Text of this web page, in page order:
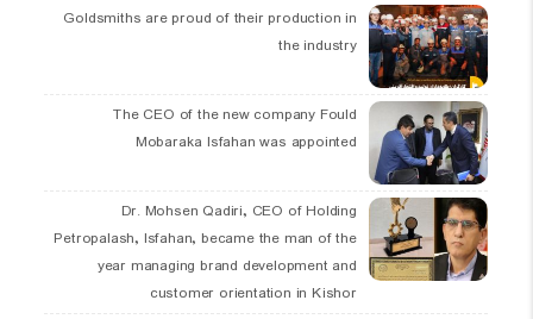
Goldsmiths are proud of their production in
the industry
The CEO of the new company Fould
Mobaraka Isfahan was appointed
Dr. Mohsen Qadiri, CEO of Holding
Petropalash, Isfahan, became the man of the
year managing brand development and
customer orientation in Kishor